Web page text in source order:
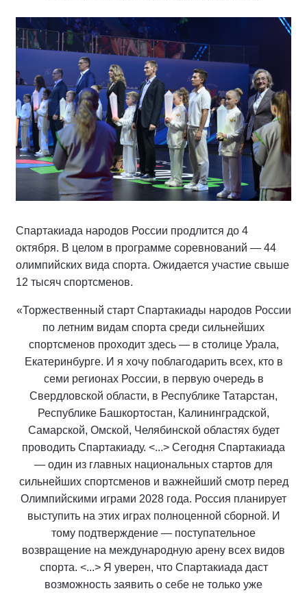
Спартакиада народов России продлится до 4
октября. В целом в программе соревнований — 44
олимпийских вида спорта. Ожидается участие свыше
12 тысяч спортсменов.
«Торжественный старт Спартакиады народов России
по летним видам спорта среди сильнейших
спортсменов проходит здесь — в столице Урала,
Екатеринбурге. И я хочу поблагодарить всех, кто в
семи регионах России, в первую очередь в
Свердловской области, в Республике Татарстан,
Республике Башкортостан, Калининградской,
Самарской, Омской, Челябинской областях будет
проводить Спартакиаду. <...> Сегодня Спартакиада
— один из главных национальных стартов для
сильнейших спортсменов и важнейший смотр перед
Олимпийскими играми 2028 года. Россия планирует
выступить на этих играх полноценной сборной. И
тому подтверждение — поступательное
возвращение на международную арену всех видов
спорта. <...> Я уверен, что Спартакиада даст
возможность заявить о себе не только уже